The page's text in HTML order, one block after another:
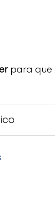
para que